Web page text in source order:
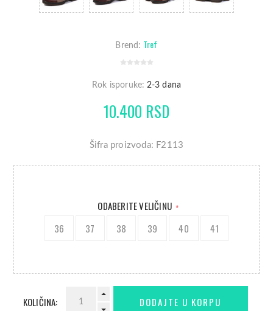
Brend: Tref
Rok isporuke: 2-3 dana
10.400 RSD
Šifra proizvoda: F2113
ODABERITE VELIČINU *
36 37 38 39 40 41
KOLIČINA: